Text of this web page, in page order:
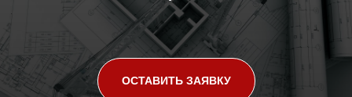
ОСТАВИТЬ ЗАЯВКУ